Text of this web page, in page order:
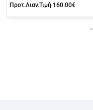
Προτ.Λιαν.Τιμή 160.00€